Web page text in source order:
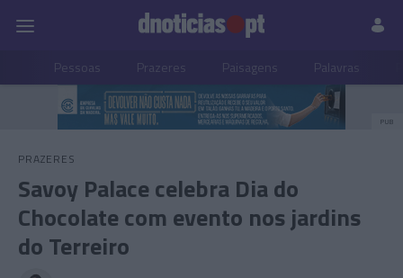
Pessoas Prazeres Paisagens Palavras
PUB
PRAZERES
Savoy Palace celebra Dia do
Chocolate com evento nos jardins
do Terreiro